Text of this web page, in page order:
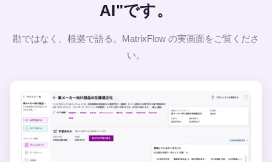
AI"です。
勘ではなく、根拠で語る。MatrixFlow の実画面をご覧くださ
い。